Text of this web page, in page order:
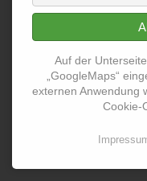
Auf der
„GoogleMaps“
externen Anwendung
Cookie-